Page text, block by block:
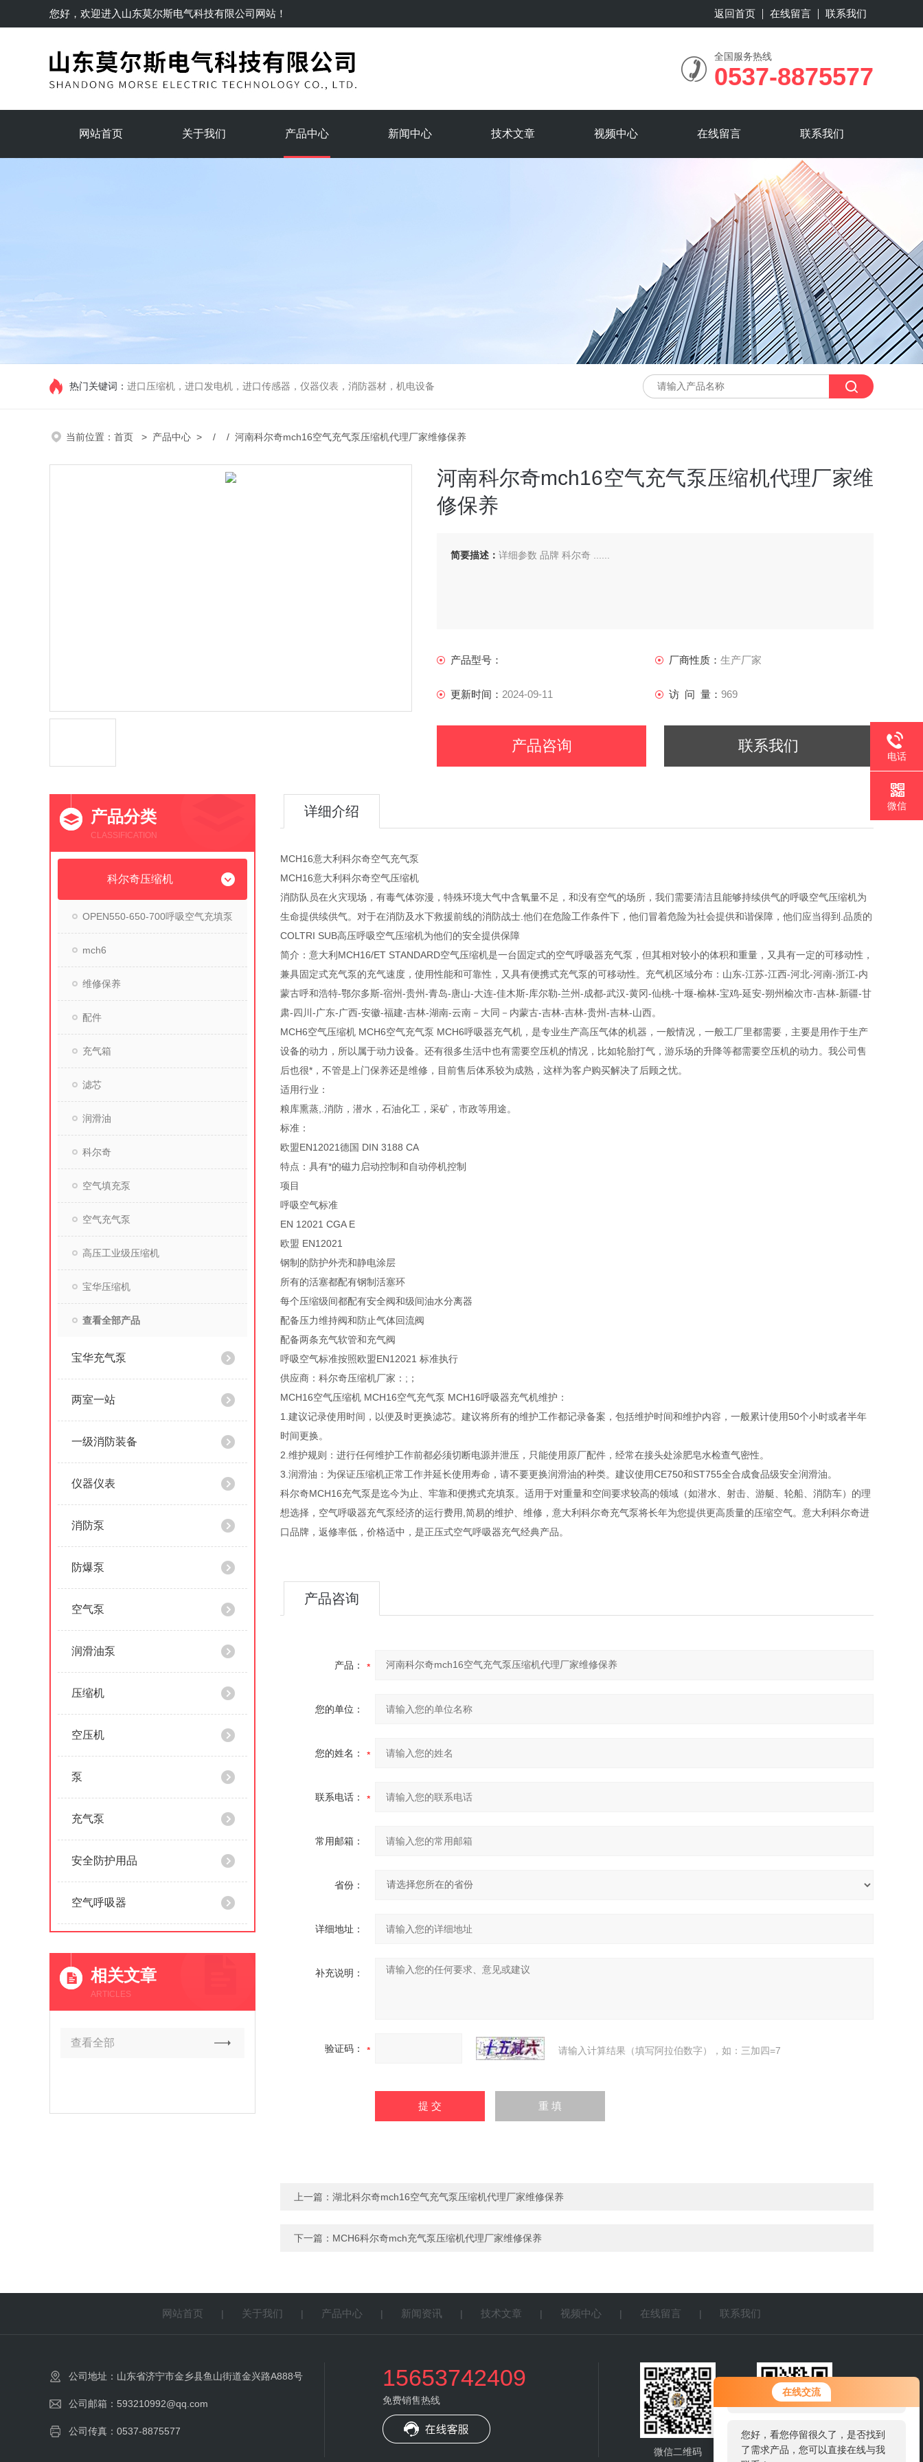
在线交流
您好！欢迎前来咨询，很高兴为您
服务，请问您要咨询什么问题呢？
您好，看您停留很久了，是否找到
了需求产品，您可以直接在线与我
您好，欢迎进入 山东莫尔斯电气科技有限公司网站！ 返回首页 在线留言 联系我们
全国服务热线
0537-8875577
网站首页 关于我们 产品中心 新闻中心 技术文章 视频中心 在线留言 联系我们
热门关键词： 进口压缩机，进口发电机，进口传感器，仪器仪表，消防器材，机电设备
当前位置： 首页 > 产品中心 > / / 河南科尔奇mch16空气充气泵压缩机代理厂家维修保养
河南科尔奇mch16空气充气泵压缩机代理厂家维
修保养
简要描述： 详细参数 品牌 科尔奇 ......
产品型号： 厂商性质： 生产厂家
更新时间： 2024-09-11 访 问 量： 969
产品咨询 联系我们
产品分类
CLASSIFICATION
科尔奇压缩机
OPEN550-650-700呼吸空气充填泵
mch6
维修保养
配件
充气箱
滤芯
润滑油
科尔奇
空气填充泵
空气充气泵
高压工业级压缩机
宝华压缩机
查看全部产品
宝华充气泵
两室一站
一级消防装备
仪器仪表
消防泵
防爆泵
空气泵
润滑油泵
压缩机
空压机
泵
充气泵
安全防护用品
空气呼吸器
相关文章
ARTICLES
查看全部
详细介绍
MCH16意大利科尔奇空气充气泵
MCH16意大利科尔奇空气压缩机
消防队员在火灾现场，有毒气体弥漫，特殊环境大气中含氧量不足，和没有空气的场所，我们需要清洁且能够持续供气的呼吸空气压缩机为
生命提供续供气。对于在消防及水下救援前线的消防战士.他们在危险工作条件下，他们冒着危险为社会提供和谐保障，他们应当得到.品质的
COLTRI SUB高压呼吸空气压缩机为他们的安全提供保障
简介：意大利MCH16/ET STANDARD空气压缩机是一台固定式的空气呼吸器充气泵，但其相对较小的体积和重量，又具有一定的可移动性，
兼具固定式充气泵的充气速度，使用性能和可靠性，又具有便携式充气泵的可移动性。充气机区域分布：山东-江苏-江西-河北-河南-浙江-内
蒙古呼和浩特-鄂尔多斯-宿州-贵州-青岛-唐山-大连-佳木斯-库尔勒-兰州-成都-武汉-黄冈-仙桃-十堰-榆林-宝鸡-延安-朔州榆次市-吉林-新疆-甘
肃-四川-广东-广西-安徽-福建-吉林-湖南-云南－大同－内蒙古-吉林-吉林-贵州-吉林-山西。
MCH6空气压缩机 MCH6空气充气泵 MCH6呼吸器充气机，是专业生产高压气体的机器，一般情况，一般工厂里都需要，主要是用作于生产
设备的动力，所以属于动力设备。还有很多生活中也有需要空压机的情况，比如轮胎打气，游乐场的升降等都需要空压机的动力。我公司售
后也很*，不管是上门保养还是维修，目前售后体系较为成熟，这样为客户购买解决了后顾之忧。
适用行业：
粮库熏蒸,.消防，潜水，石油化工，采矿，市政等用途。
标准：
欧盟EN12021德国 DIN 3188 CA
特点：具有*的磁力启动控制和自动停机控制
项目
呼吸空气标准
EN 12021 CGA E
欧盟 EN12021
钢制的防护外壳和静电涂层
所有的活塞都配有钢制活塞环
每个压缩级间都配有安全阀和级间油水分离器
配备压力维持阀和防止气体回流阀
配备两条充气软管和充气阀
呼吸空气标准按照欧盟EN12021 标准执行
供应商：科尔奇压缩机厂家：;；
MCH16空气压缩机 MCH16空气充气泵 MCH16呼吸器充气机维护：
1.建议记录使用时间，以便及时更换滤芯。建议将所有的维护工作都记录备案，包括维护时间和维护内容，一般累计使用50个小时或者半年
时间更换。
2.维护规则：进行任何维护工作前都必须切断电源并泄压，只能使用原厂配件，经常在接头处涂肥皂水检查气密性。
3.润滑油：为保证压缩机正常工作并延长使用寿命，请不要更换润滑油的种类。建议使用CE750和ST755全合成食品级安全润滑油。
科尔奇MCH16充气泵是迄今为止、牢靠和便携式充填泵。适用于对重量和空间要求较高的领域（如潜水、射击、游艇、轮船、消防车）的理
想选择，空气呼吸器充气泵经济的运行费用,简易的维护、维修，意大利科尔奇充气泵将长年为您提供更高质量的压缩空气。意大利科尔奇进
口品牌，返修率低，价格适中，是正压式空气呼吸器充气经典产品。
产品咨询
产品：
您的单位：
您的姓名：
联系电话：
常用邮箱：
省份：
详细地址：
补充说明：
验证码： 请输入计算结果（填写阿拉伯数字），如：三加四=7
上一篇： 湖北科尔奇mch16空气充气泵压缩机代理厂家维修保养
下一篇： MCH6科尔奇mch充气泵压缩机代理厂家维修保养
网站首页 | 关于我们 | 产品中心 | 新闻资讯 | 技术文章 | 视频中心 | 在线留言 | 联系我们
公司地址：山东省济宁市金乡县鱼山街道金兴路A888号
公司邮箱：593210992@qq.com
公司传真：0537-8875577
15653742409
免费销售热线
微信二维码 网站二维码
电话
微信